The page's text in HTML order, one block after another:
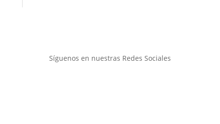
Síguenos en nuestras Redes Sociales